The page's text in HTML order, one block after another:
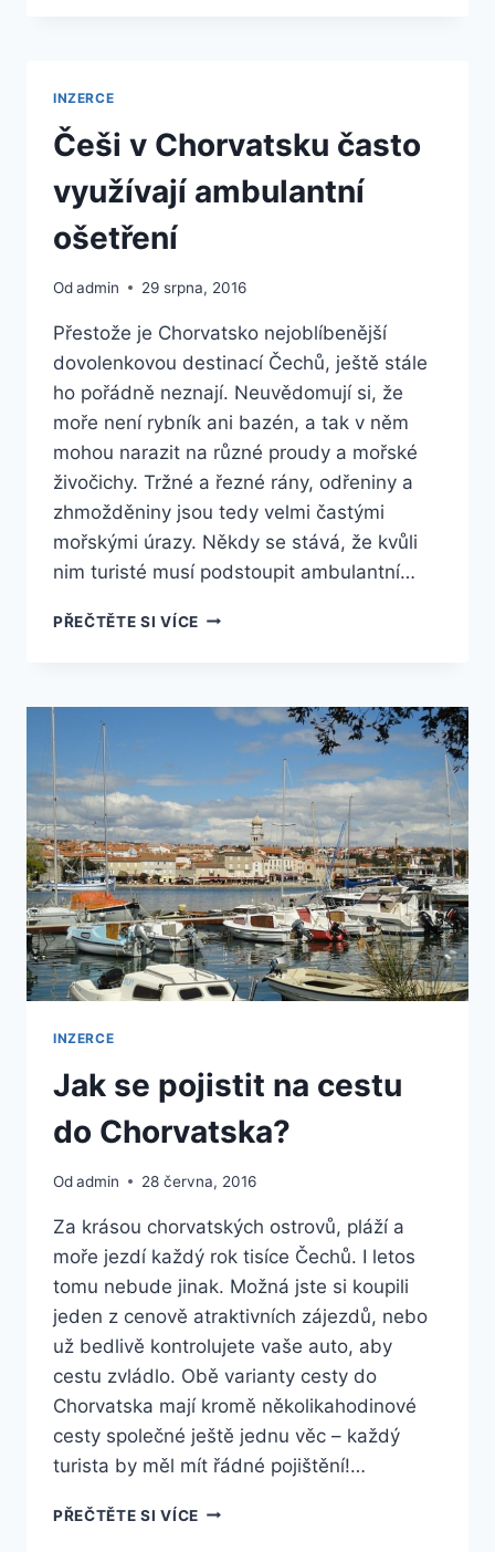
PRAVÁ
INZERCE
Češi v Chorvatsku často
využívají ambulantní
ošetření
Odadmin 29 srpna, 2016
Přestože je Chorvatsko nejoblíbenější
dovolenkovou destinací Čechů, ještě stále
ho pořádně neznají. Neuvědomují si, že
moře není rybník ani bazén, a tak v něm
mohou narazit na různé proudy a mořské
živočichy. Tržné a řezné rány, odřeniny a
zhmožděniny jsou tedy velmi častými
mořskými úrazy. Někdy se stává, že kvůli
nim turisté musí podstoupit ambulantní…
PŘEČTĚTE SI VÍCEČEŠI
VYUŽÍVAJÍ
AMBULANTNÍ
OŠETŘENÍ
INZERCE
Jak se pojistit na cestu
do Chorvatska?
Odadmin 28 června, 2016
Za krásou chorvatských ostrovů, pláží a
moře jezdí každý rok tisíce Čechů. I letos
tomu nebude jinak. Možná jste si koupili
jeden z cenově atraktivních zájezdů, nebo
už bedlivě kontrolujete vaše auto, aby
cestu zvládlo. Obě varianty cesty do
Chorvatska mají kromě několikahodinové
cesty společné ještě jednu věc – každý
turista by měl mít řádné pojištění!…
PŘEČTĚTE SI VÍCEJAK